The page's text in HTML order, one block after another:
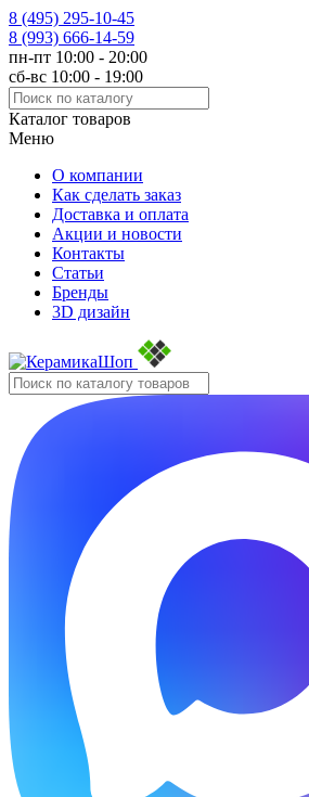
8 (495) 295-10-45
8 (993) 666-14-59
пн-пт 10:00 - 20:00
сб-вс 10:00 - 19:00
Каталог товаров
Меню
О компании
Как сделать заказ
Доставка и оплата
Акции и новости
Контакты
Статьи
Бренды
3D дизайн